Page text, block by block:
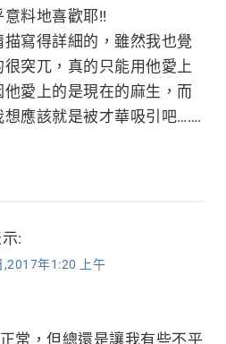
料地喜歡耶!!
寫得詳細的，雖然我也覺
突兀，真的只能用他愛上
愛上的是現在的麻生，而
應該就是被才華吸引吧…….
:
,2017年1:20 上午
常，但總還是讓我有些不平